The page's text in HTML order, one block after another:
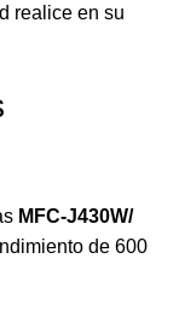
realice en su
MFC-J430W/
de 600